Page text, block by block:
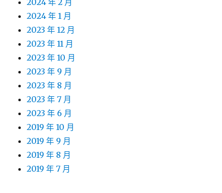
2024 年 2 月
2024 年 1 月
2023 年 12 月
2023 年 11 月
2023 年 10 月
2023 年 9 月
2023 年 8 月
2023 年 7 月
2023 年 6 月
2019 年 10 月
2019 年 9 月
2019 年 8 月
2019 年 7 月